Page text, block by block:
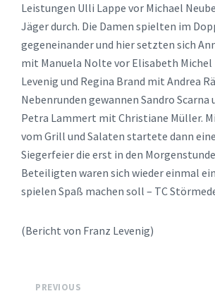
Leistungen Ulli Lappe vor Michael
Jäger durch. Die Damen spielten im
gegeneinander und hier setzten sich
mit Manuela Nolte vor Elisabeth
Levenig und Regina Brand mit Andrea
Nebenrunden gewannen Sandro Scarna
Petra Lammert mit Christiane Müller.
vom Grill und Salaten startete dann
Siegerfeier die erst in den
Beteiligten waren sich wieder einmal
spielen Spaß machen soll – TC
(Bericht von Franz Levenig)
PREVIOUS